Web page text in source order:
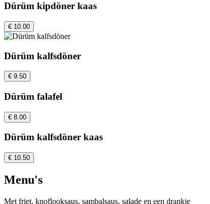
Dürüm kipdöner kaas
€ 10.00
Dürüm kalfsdöner
€ 9.50
Dürüm falafel
€ 8.00
Dürüm kalfsdöner kaas
€ 10.50
Menu's
Met friet, knoflooksaus, sambalsaus, salade en een drankje